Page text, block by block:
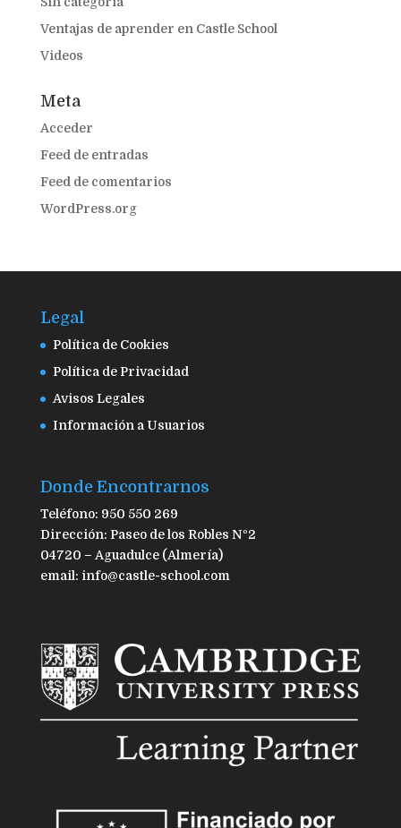
Ventajas de aprender en Castle School
Videos
Meta
Acceder
Feed de entradas
Feed de comentarios
WordPress.org
Legal
Política de Cookies
Política de Privacidad
Avisos Legales
Información a Usuarios
Donde Encontrarnos
Teléfono: 950 550 269
Dirección: Paseo de los Robles Nº2
04720 – Aguadulce (Almería)
email: info@castle-school.com